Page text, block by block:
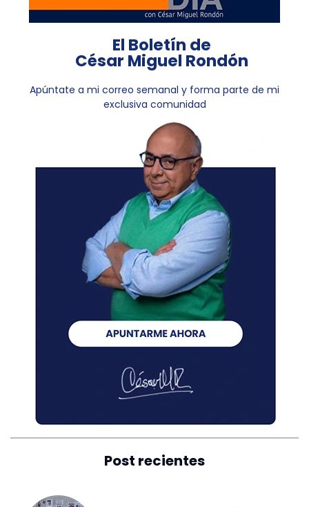
El Boletín de
César Miguel Rondón
Apúntate a mi correo semanal y forma parte de mi
exclusiva comunidad
Post recientes